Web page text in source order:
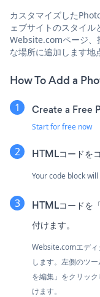
カスタマイズした
ェブサイトのスタイ
Website.comページ、
な場所に追加します地
How To Add a
Create a Free
Start for free now
HTMLコードを
Your code block
HTMLコードを
付けます。
Website.comエディ
します。左側のツ
を編集」をクリッ
けます。